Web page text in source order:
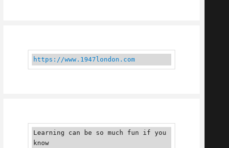
https://www.1947london.com
Learning can be so much fun if you
know